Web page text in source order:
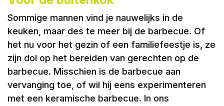
Sommige mannen vind je nauwelijks in de
keuken, maar des te meer bij de barbecue. Of
het nu voor het gezin of een familiefeestje is, ze
zijn dol op het bereiden van gerechten op de
barbecue. Misschien is de barbecue aan
vervanging toe, of wil hij eens experimenteren
met een keramische barbecue. In ons